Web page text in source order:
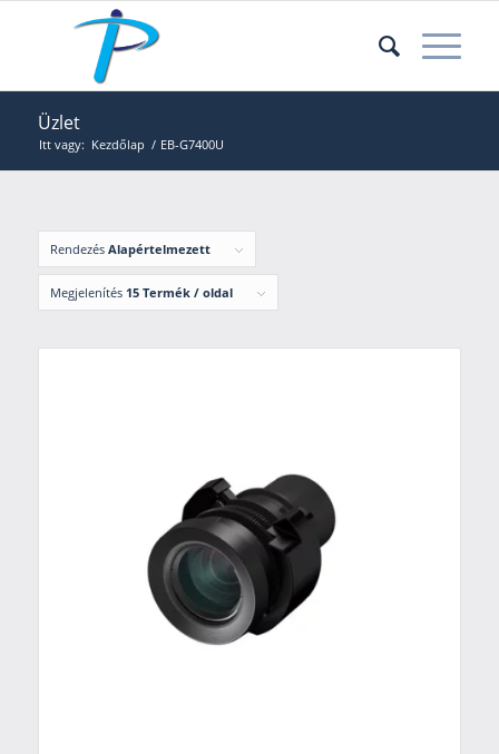
Üzlet
Itt vagy: Kezdőlap / EB-G7400U
Rendezés Alapértelmezett
Megjelenítés 15 Termék / oldal